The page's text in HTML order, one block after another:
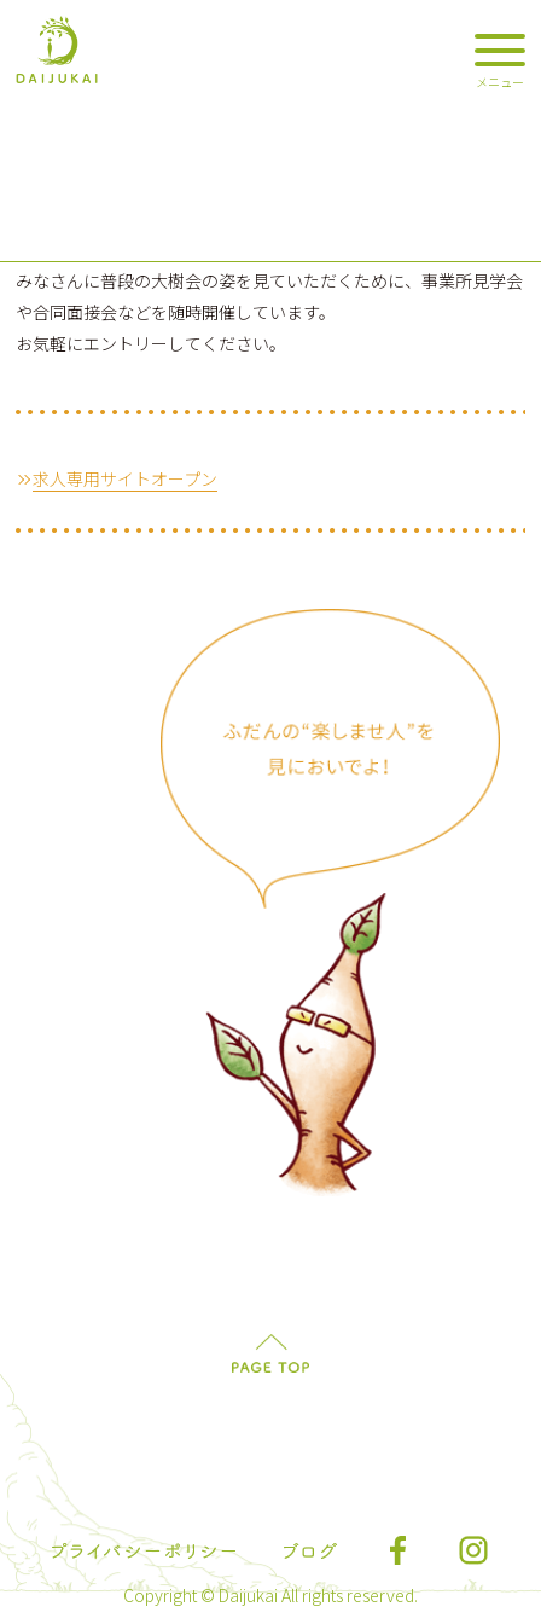
みなさんに普段の大樹会の姿を見ていただくために、事業所見学会
や合同面接会などを随時開催しています。
お気軽にエントリーしてください。
求人専用サイトオープン
Copyright © Daijukai All rights reserved.